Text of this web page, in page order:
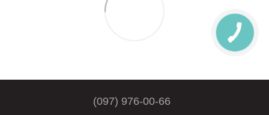
(097) 976-00-66